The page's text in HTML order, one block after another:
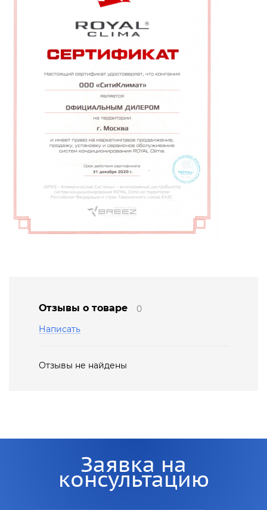
Отзывы о товаре
0
Написать
Отзывы не найдены
Заявка на
консультацию